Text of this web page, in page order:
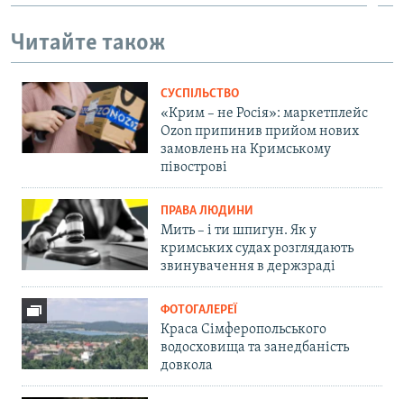
Читайте також
СУСПІЛЬСТВО
«Крим – не Росія»: маркетплейс
Ozon припинив прийом нових
замовлень на Кримському
півострові
ПРАВА ЛЮДИНИ
Мить – і ти шпигун. Як у
кримських судах розглядають
звинувачення в держзраді
ФОТОГАЛЕРЕЇ
Краса Сімферопольського
водосховища та занедбаність
довкола